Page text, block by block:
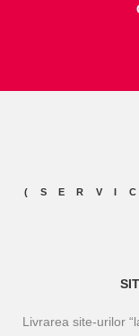
Livrarea site-urilor